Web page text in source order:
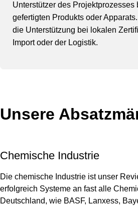
Unterstützer des Projektprozesses
gefertigten Produkts oder
die Unterstützung bei lokalen
Import oder der Logistik.
Unsere
Chemische Industrie
Die chemische Industrie ist unser
erfolgreich Systeme an fast alle
Deutschland, wie BASF, Lanxess,